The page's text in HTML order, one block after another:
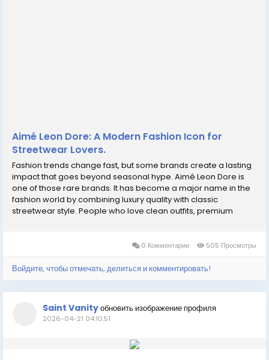
Aimé Leon Dore: A Modern Fashion Icon for
Streetwear Lovers.
Fashion trends change fast, but some brands create a lasting
impact that goes beyond seasonal hype. Aimé Leon Dore is
one of those rare brands. It has become a major name in the
fashion world by combining luxury quality with classic
streetwear style. People who love clean outfits, premium
0 Комментарии 505 Просмотры
Войдите, чтобы отмечать, делиться и комментировать!
Saint Vanityобновить изображение профиля
2026-04-21 04:10:51